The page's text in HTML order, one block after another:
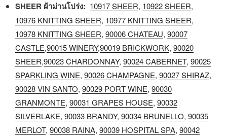
SHEER ผ้าม่านโปร่ง: 10917 SHEER, 10922 SHEER,
10976 KNITTING SHEER, 10977 KNITTING SHEER,
10978 KNITTING SHEER, 90006 CHATEAU, 90007
CASTLE,90015 WINERY,90019 BRICKWORK, 90020
SHEER,90023 CHARDONNAY, 90024 CABERNET, 90025
SPARKLING WINE, 90026 CHAMPAGNE, 90027 SHIRAZ,
90028 VIN SANTO, 90029 PORT WINE, 90030
GRANMONTE, 90031 GRAPES HOUSE, 90032
SILVERLAKE, 90033 BRANDY, 90034 BRUNELLO, 90035
MERLOT, 90038 RAINA, 90039 HOSPITAL SPA, 90042